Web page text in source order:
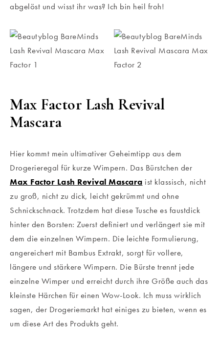
abgelöst und wisst ihr was? Ich bin heil froh!
Max Factor Lash Revival
Mascara
Hier kommt mein ultimativer Geheimtipp aus dem
Drogerieregal für kurze Wimpern. Das Bürstchen der
Max Factor Lash Revival Mascara ist klassisch, nicht
zu groß, nicht zu dick, leicht gekrümmt und ohne
Schnickschnack. Trotzdem hat diese Tusche es faustdick
hinter den Borsten: Zuerst definiert und verlängert sie mit
dem die einzelnen Wimpern. Die leichte Formulierung,
angereichert mit Bambus Extrakt, sorgt für vollere,
längere und stärkere Wimpern. Die Bürste trennt jede
einzelne Wimper und erreicht durch ihre Größe auch das
kleinste Härchen für einen Wow-Look. Ich muss wirklich
sagen, der Drogeriemarkt hat einiges zu bieten, wenn es
um diese Art des Produkts geht.